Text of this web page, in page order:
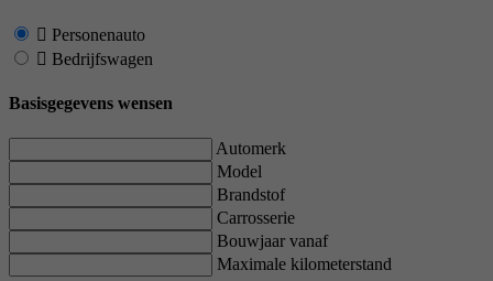
Personenauto
Bedrijfswagen
Basisgegevens wensen
Automerk
Model
Brandstof
Carrosserie
Bouwjaar vanaf
Maximale kilometerstand